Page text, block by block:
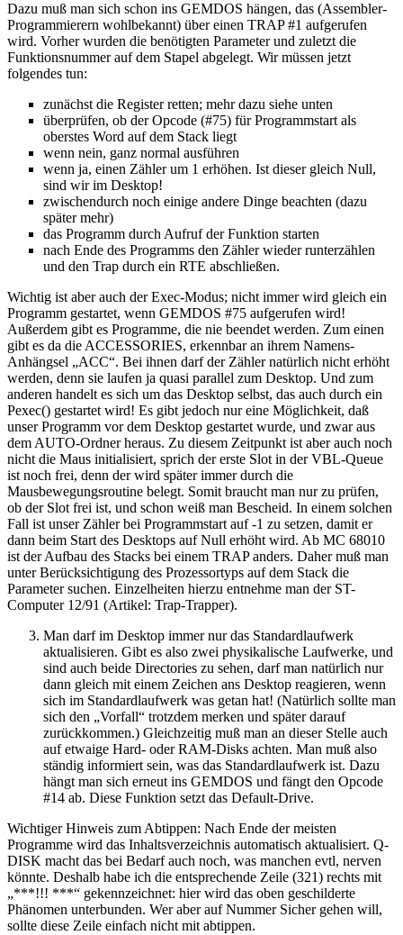
Dazu muß man sich schon ins GEMDOS hängen, das (Assembler-
Programmierern wohlbekannt) über einen TRAP #1 aufgerufen
wird. Vorher wurden die benötigten Parameter und zuletzt die
Funktionsnummer auf dem Stapel abgelegt. Wir müssen jetzt
folgendes tun:
zunächst die Register retten; mehr dazu siehe unten
überprüfen, ob der Opcode (#75) für Programmstart als
oberstes Word auf dem Stack liegt
wenn nein, ganz normal ausführen
wenn ja, einen Zähler um 1 erhöhen. Ist dieser gleich Null,
sind wir im Desktop!
zwischendurch noch einige andere Dinge beachten (dazu
später mehr)
das Programm durch Aufruf der Funktion starten
nach Ende des Programms den Zähler wieder runterzählen
und den Trap durch ein RTE abschließen.
Wichtig ist aber auch der Exec-Modus; nicht immer wird gleich ein
Programm gestartet, wenn GEMDOS #75 aufgerufen wird!
Außerdem gibt es Programme, die nie beendet werden. Zum einen
gibt es da die ACCESSORIES, erkennbar an ihrem Namens-
Anhängsel „ACC“. Bei ihnen darf der Zähler natürlich nicht erhöht
werden, denn sie laufen ja quasi parallel zum Desktop. Und zum
anderen handelt es sich um das Desktop selbst, das auch durch ein
Pexec() gestartet wird! Es gibt jedoch nur eine Möglichkeit, daß
unser Programm vor dem Desktop gestartet wurde, und zwar aus
dem AUTO-Ordner heraus. Zu diesem Zeitpunkt ist aber auch noch
nicht die Maus initialisiert, sprich der erste Slot in der VBL-Queue
ist noch frei, denn der wird später immer durch die
Mausbewegungsroutine belegt. Somit braucht man nur zu prüfen,
ob der Slot frei ist, und schon weiß man Bescheid. In einem solchen
Fall ist unser Zähler bei Programmstart auf -1 zu setzen, damit er
dann beim Start des Desktops auf Null erhöht wird. Ab MC 68010
ist der Aufbau des Stacks bei einem TRAP anders. Daher muß man
unter Berücksichtigung des Prozessortyps auf dem Stack die
Parameter suchen. Einzelheiten hierzu entnehme man der ST-
Computer 12/91 (Artikel: Trap-Trapper).
Man darf im Desktop immer nur das Standardlaufwerk
aktualisieren. Gibt es also zwei physikalische Laufwerke, und
sind auch beide Directories zu sehen, darf man natürlich nur
dann gleich mit einem Zeichen ans Desktop reagieren, wenn
sich im Standardlaufwerk was getan hat! (Natürlich sollte man
sich den „Vorfall“ trotzdem merken und später darauf
zurückkommen.) Gleichzeitig muß man an dieser Stelle auch
auf etwaige Hard- oder RAM-Disks achten. Man muß also
ständig informiert sein, was das Standardlaufwerk ist. Dazu
hängt man sich erneut ins GEMDOS und fängt den Opcode
#14 ab. Diese Funktion setzt das Default-Drive.
Wichtiger Hinweis zum Abtippen: Nach Ende der meisten
Programme wird das Inhaltsverzeichnis automatisch aktualisiert. Q-
DISK macht das bei Bedarf auch noch, was manchen evtl, nerven
könnte. Deshalb habe ich die entsprechende Zeile (321) rechts mit
„***!!! ***“ gekennzeichnet: hier wird das oben geschilderte
Phänomen unterbunden. Wer aber auf Nummer Sicher gehen will,
sollte diese Zeile einfach nicht mit abtippen.